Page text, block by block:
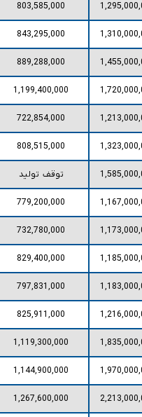
803,585,000
843,295,000
889,288,000
1,199,400,000
722,854,000
808,515,000
توقف تولید
779,200,000
732,780,000
829,400,000
797,831,000
825,911,000
1,119,300,000
1,144,900,000
1,267,600,000